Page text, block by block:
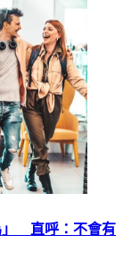
」 直呼：不會有